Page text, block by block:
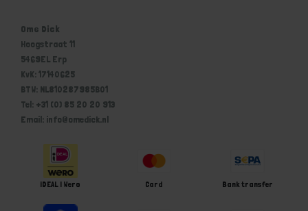
Ome Dick
Hoogstraat 11
5469EL Erp
KvK: 17140625
BTW: NL810287985B01
Tel: +31 (0) 85 20 20 913
Email: info@omedick.nl
iDEAL | Wero Card Bank transfer